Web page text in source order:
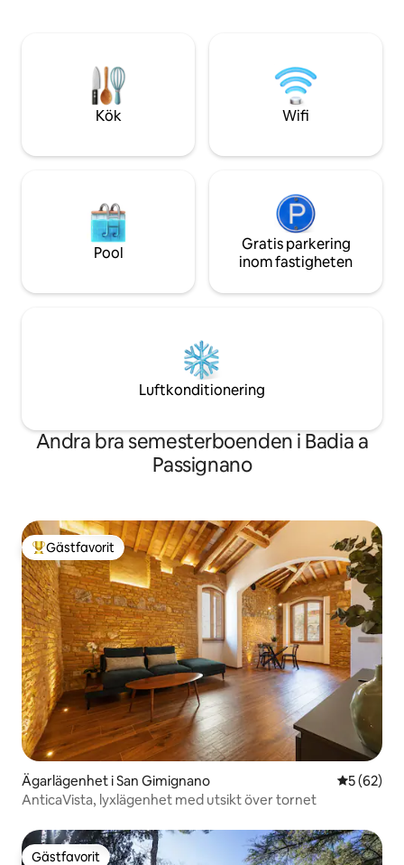
ikoniska platser är det den perfekta
tillflyktsorten för alla som letar efter
komfort, lugn och en genuin toskansk
15 euro per
år, gratis mindre
Wallbox EV
Kök Wifi
Pool
Gratis parkering
inom fastigheten
Luftkonditionering
Andra bra semesterboenden i Badia a
Passignano
Populär gästfavorit
Gästfavorit
Ägarlägenhet i San Gimignano 5 av 5 i
5 (62)
AnticaVista, lyxlägenhet med utsikt över tornet
Gästfavorit